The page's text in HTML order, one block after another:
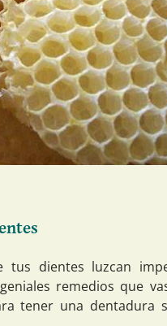
dientes luzcan
remedios que
tener una dentadura